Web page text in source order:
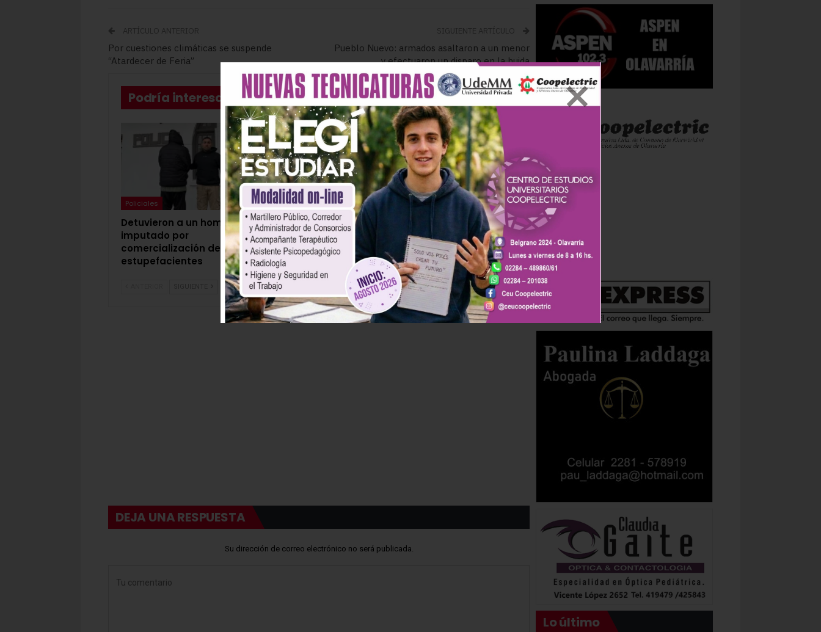
ARTÍCULO ANTERIOR
Por cuestiones climáticas se suspende
“Atardecer de Feria”
SIGUIENTE ARTÍCULO
Pueblo Nuevo: armados asaltaron a un menor
y efectuaron un disparo en la huida
Podría interesarte Más Del Autor
Policiales
Detuvieron a un hombre
imputado por
comercialización de
estupefacientes
Policiales
Detuvieron a un joven de
18 años que tenía un
pedido de captura
activa
Policiales
Choque entre un camión
y un auto en la Ruta 3: un
vecino de Olavarría fue
rescatado…
DEJA UNA RESPUESTA
Su dirección de correo electrónico no será publicada.
Lo último